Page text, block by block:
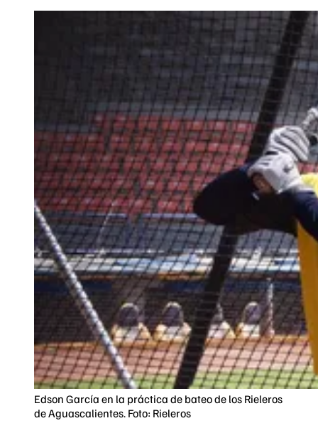
Edson García en la práctica de bateo de los Rieleros
de Aguascalientes. Foto: Rieleros